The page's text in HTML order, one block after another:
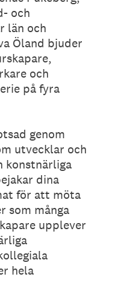
och
län och
Öland bjuder
och
på fyra
genom
utvecklar och
konstnärliga
dina
för att möta
som många
upplever
hela